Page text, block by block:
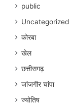
public
Uncategorized
कोरबा
खेल
छत्तीसगढ़
जांजगीर चांपा
ज्योतिष